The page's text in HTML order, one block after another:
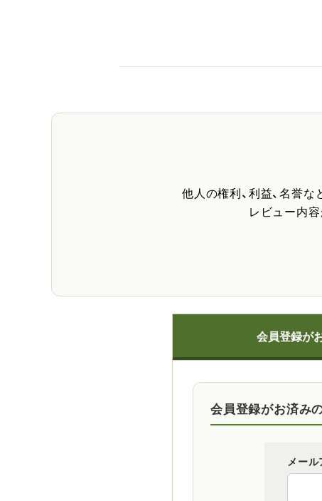
他人の権利、利益、名誉
レビュー内
会員登録が
会員登録がお済み
メー